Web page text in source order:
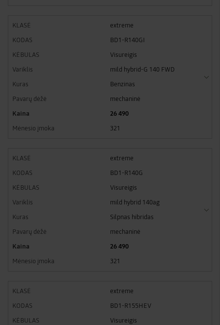
extreme
BD1-R140GI
Visureigis
mild hybrid-G 140 FWD
Benzinas
mechaninė
26 490
321
extreme
BD1-R140G
Visureigis
mild hybrid 140ag
Silpnas hibridas
mechaninė
26 490
321
extreme
BD1-R155HEV
Visureigis